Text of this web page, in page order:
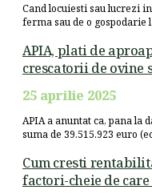
Cand locuiesti sau lucrezi
ferma sau de o gospodarie
APIA, plati de
crescatorii de ovine
25 aprilie 2025
APIA a anuntat ca, pana la
suma de 39.515.923 euro
Cum cresti
factori-cheie de